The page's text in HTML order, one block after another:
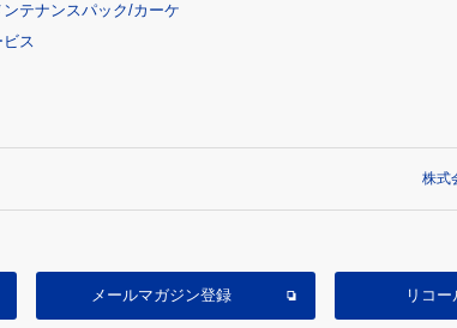
テナンスパック/カーケ
ビス
株式
メールマガジン登録 リコ